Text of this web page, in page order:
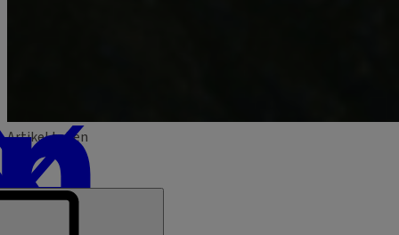
Artikel teilen